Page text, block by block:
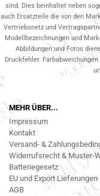
sind. Dies beinhaltet neben
auch Ersatzteile die von den
Vertriebsnetz und
Modellbezeichnungen und
Abbildungen und Fotos
Druckfehler.
MEHR ÜBER...
Impressum
Kontakt
Versand- &
Widerrufsrecht & Muster-
Batteriegesetz
EU und Export Lieferungen
AGB